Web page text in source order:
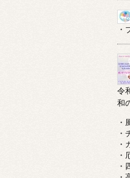
・
令
和
・
・
・
・
・